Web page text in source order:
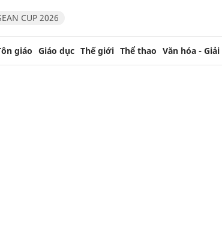
CUP 2026
giáo Giáo dục Thế giới Thể thao Văn hóa -